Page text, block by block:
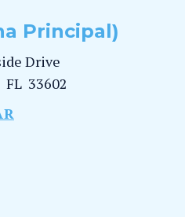
Principal)
Drive
FL 33602